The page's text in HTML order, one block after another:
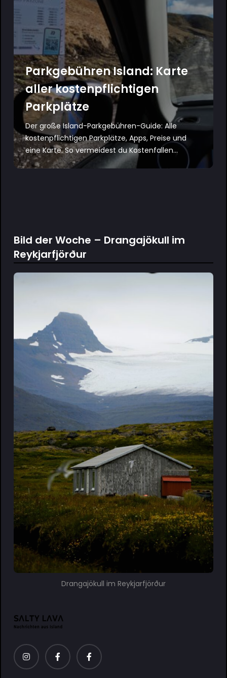
Parkgebühren Island: Karte
aller kostenpflichtigen
Parkplätze
Der große Island-Parkgebühren-Guide: Alle
kostenpflichtigen Parkplätze, Apps, Preise und
eine Karte. So vermeidest du Kostenfallen...
Bild der Woche – Drangajökull im
Reykjarfjörður
Drangajökull im Reykjarfjörður